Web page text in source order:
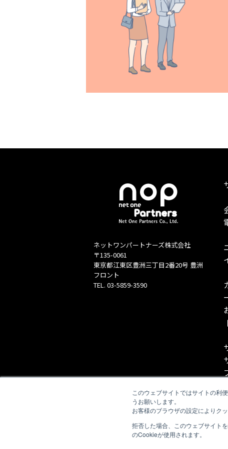
このウェブサイトではサイトの利
うお願いします。
お客様のブラウザの設定によりク
拒否した場合、このウェブサイト
のCookieが使用されます。
ネットワンパートナーズ株式会社
〒135-0061
東京都江東区豊洲三丁目2番20号 豊洲
フロント
TEL. 03-5859-3590